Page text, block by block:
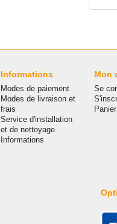
Informations
Modes de paiement
Modes de livraison et
frais
Service d'installation
et de nettoyage
Informations
Mon
Se
Panier